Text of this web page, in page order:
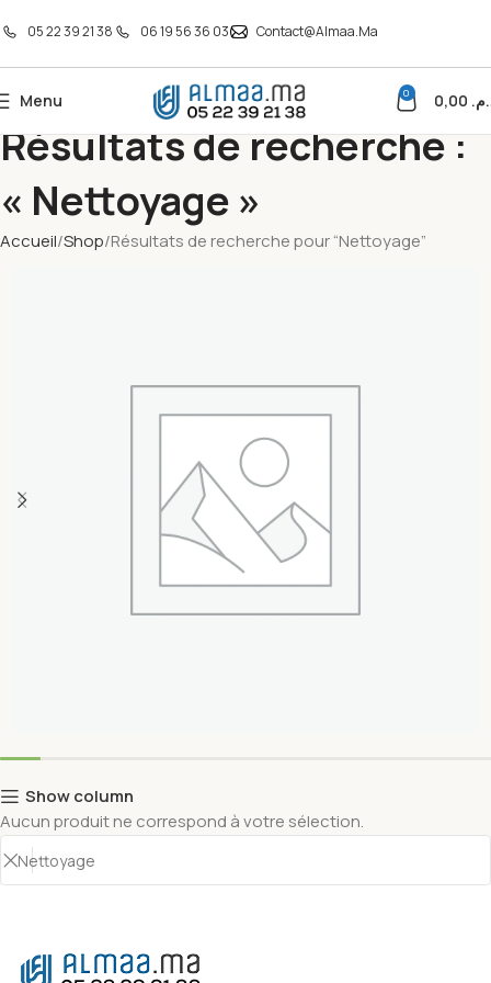
05 22 39 21 38 06 19 56 36 03 Contact@almaa.ma
Menu 0
Résultats de recherche :
« Nettoyage »
Accueil Shop Résultats de recherche pour “Nettoyage”
Show column
Aucun produit ne correspond à votre sélection.